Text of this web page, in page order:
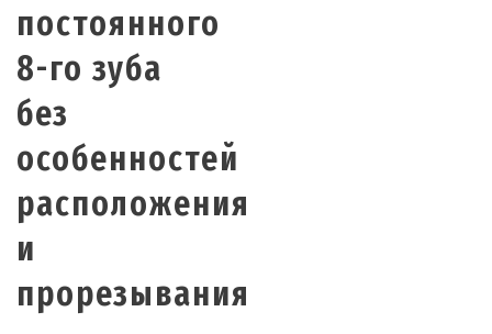
постоянного
8-го зуба
без
особенностей
расположения
и
прорезывания